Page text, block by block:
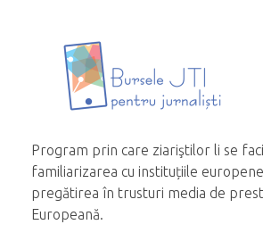
Program prin care ziariştilor li se
familiarizarea cu instituțiile
pregătirea în trusturi media de
Europeană.